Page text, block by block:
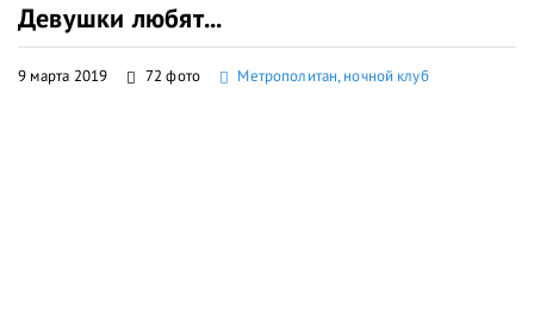
Девушки любят...
9 марта 2019 72 фото Метрополитан, ночной клуб